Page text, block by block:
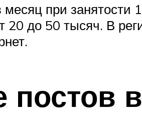
при занятости
до 50 тысяч. В